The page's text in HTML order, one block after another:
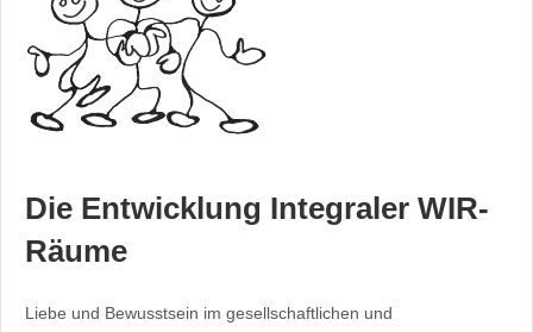
Die Entwicklung Integraler WIR-
Räume
Liebe und Bewusstsein im gesellschaftlichen und